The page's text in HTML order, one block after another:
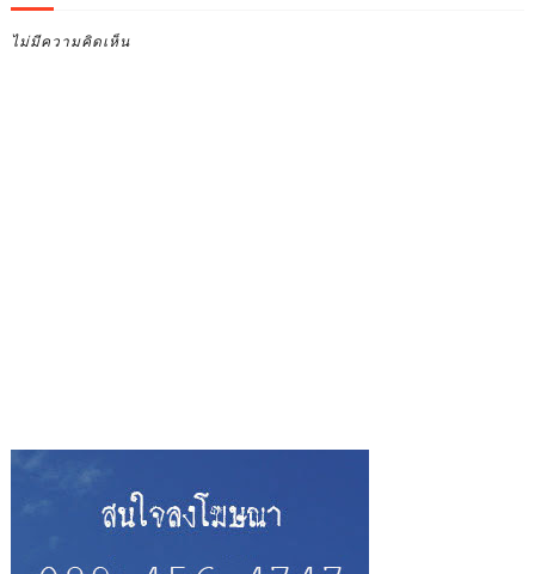
ไม่มีความคิดเห็น